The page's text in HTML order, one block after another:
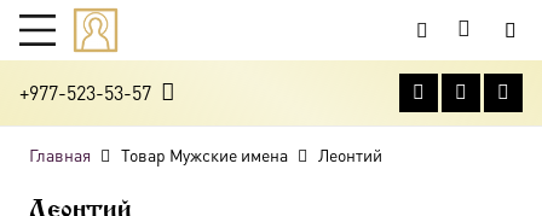
+977-523-53-57
Главная Товар Мужские имена Леонтий